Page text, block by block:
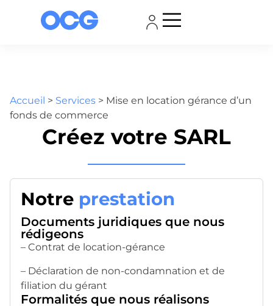
Accueil > Services > Mise en location gérance d’un
fonds de commerce
Créez votre SARL
Notre prestation
Documents juridiques que nous
rédigeons
– Contrat de location-gérance
– Déclaration de non-condamnation et de
filiation du gérant
Formalités que nous réalisons